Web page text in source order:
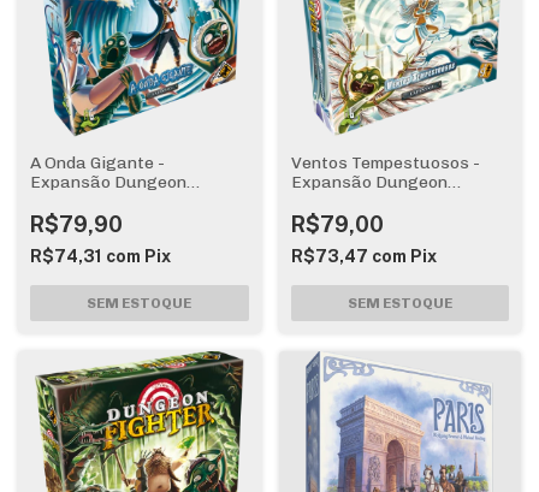
A Onda Gigante -
Expansão Dungeon
R$79,90
R$74,31 com Pix
Ventos Tempestuosos -
Expansão Dungeon
R$79,00
R$73,47 com Pix